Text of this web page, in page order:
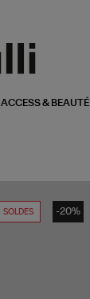
ACCESS & BEAUTÉ
SOLDES -20%